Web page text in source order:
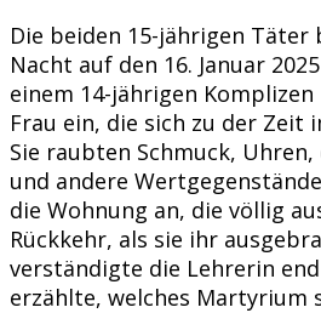
Die beiden 15-jährigen Täter
Nacht auf den 16. Januar
einem 14-jährigen
Frau ein, die sich zu der Zeit
Sie raubten Schmuck,
und andere
die Wohnung an, die völlig
Rückkehr, als sie ihr
verständigte die Lehrerin
erzählte, welches Martyrium